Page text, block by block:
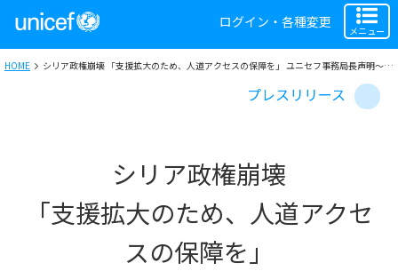
ログイン・各種変更
メニュー
HOME シリア政権崩壊 「支援拡大のため、人道アクセスの保障を」 ユニセフ事務局長声明～ユニセフ・シリア事務所など、取材受付中
プレスリリース
シリア政権崩壊
「支援拡大のため、人道アクセ
スの保障を」